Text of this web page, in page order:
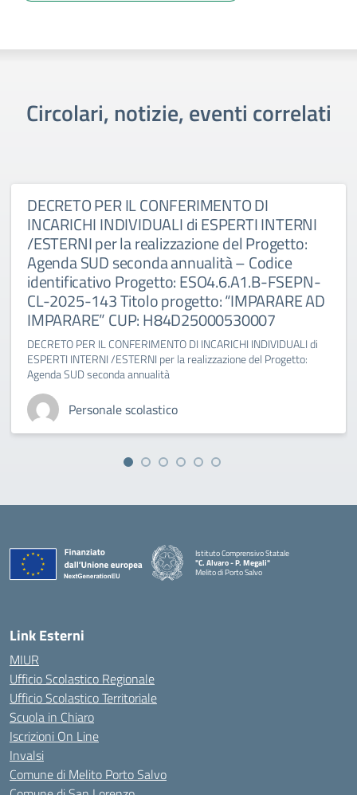
Circolari, notizie, eventi correlati
DECRETO PER IL CONFERIMENTO DI
INCARICHI INDIVIDUALI di ESPERTI INTERNI
/ESTERNI per la realizzazione del Progetto:
Agenda SUD seconda annualità – Codice
identificativo Progetto: ESO4.6.A1.B-FSEPN-
CL-2025-143 Titolo progetto: “IMPARARE AD
IMPARARE” CUP: H84D25000530007
DECRETO PER IL CONFERIMENTO DI INCARICHI INDIVIDUALI di
ESPERTI INTERNI /ESTERNI per la realizzazione del Progetto:
Agenda SUD seconda annualità
Personale scolastico
Istituto Comprensivo Statale
"C. Alvaro - P. Megali"
Melito di Porto Salvo
Link Esterni
MIUR
Ufficio Scolastico Regionale
Ufficio Scolastico Territoriale
Scuola in Chiaro
Iscrizioni On Line
Invalsi
Comune di Melito Porto Salvo